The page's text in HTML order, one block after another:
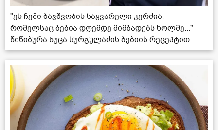
"ეს ჩემი ბავშვობის საყვარელი კერძია,
რომელსაც ბებია დღემდე მიმზადებს ხოლმე..." -
წიწიბურა ნუცა სურგულაძის ბებიის რეცეპტით